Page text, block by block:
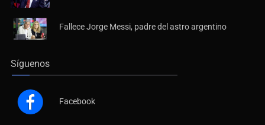
Fallece Jorge Messi, padre del astro argentino
Síguenos
Facebook